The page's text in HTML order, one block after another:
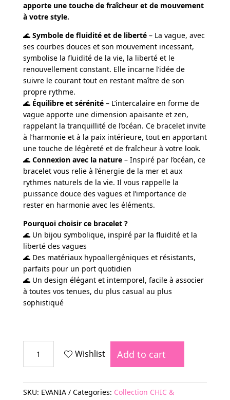
apporte une touche de fraîcheur et de mouvement
à votre style.
🌊 Symbole de fluidité et de liberté– La vague, avec
ses courbes douces et son mouvement incessant,
symbolise la fluidité de la vie, la liberté et le
renouvellement constant. Elle incarne l’idée de
suivre le courant tout en restant maître de son
propre rythme.
🌊 Équilibre et sérénité– L’intercalaire en forme de
vague apporte une dimension apaisante et zen,
rappelant la tranquillité de l’océan. Ce bracelet invite
à l’harmonie et à la paix intérieure, tout en apportant
une touche de légèreté et de fraîcheur à votre look.
🌊 Connexion avec la nature– Inspiré par l’océan, ce
bracelet vous relie à l’énergie de la mer et aux
rythmes naturels de la vie. Il vous rappelle la
puissance douce des vagues et l’importance de
rester en harmonie avec les éléments.
Pourquoi choisir ce bracelet ?
🌊 Un bijou symbolique, inspiré par la fluidité et la
liberté des vagues
🌊 Des matériaux hypoallergéniques et résistants,
parfaits pour un port quotidien
🌊 Un design élégant et intemporel, facile à associer
à toutes vos tenues, du plus casual au plus
sophistiqué
EVANIA
quantity
Wishlist Add to cart
SKU: EVANIA Categories: Collection CHIC &